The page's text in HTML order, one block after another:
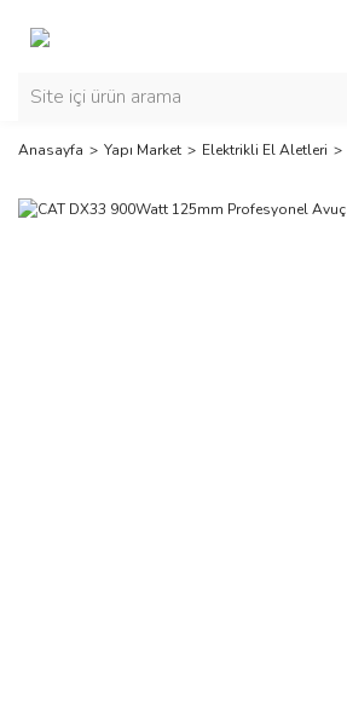
Anasayfa Yapı Market Elektrikli El Aletleri